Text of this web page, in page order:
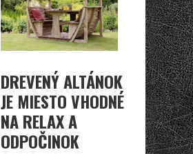
DREVENÝ ALTÁNOK
JE MIESTO VHODNÉ
NA RELAX A
ODPOČINOK